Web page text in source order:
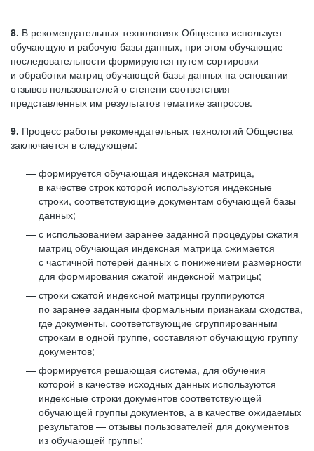
8. В рекомендательных технологиях Общество использует
обучающую и рабочую базы данных, при этом обучающие
последовательности формируются путем сортировки
и обработки матриц обучающей базы данных на основании
отзывов пользователей о степени соответствия
представленных им результатов тематике запросов.
9. Процесс работы рекомендательных технологий Общества
заключается в следующем:
формируется обучающая индексная матрица,
в качестве строк которой используются индексные
строки, соответствующие документам обучающей базы
данных;
с использованием заранее заданной процедуры сжатия
матриц обучающая индексная матрица сжимается
с частичной потерей данных с понижением размерности
для формирования сжатой индексной матрицы;
строки сжатой индексной матрицы группируются
по заранее заданным формальным признакам сходства,
где документы, соответствующие сгруппированным
строкам в одной группе, составляют обучающую группу
документов;
формируется решающая система, для обучения
которой в качестве исходных данных используются
индексные строки документов соответствующей
обучающей группы документов, а в качестве ожидаемых
результатов — отзывы пользователей для документов
из обучающей группы;